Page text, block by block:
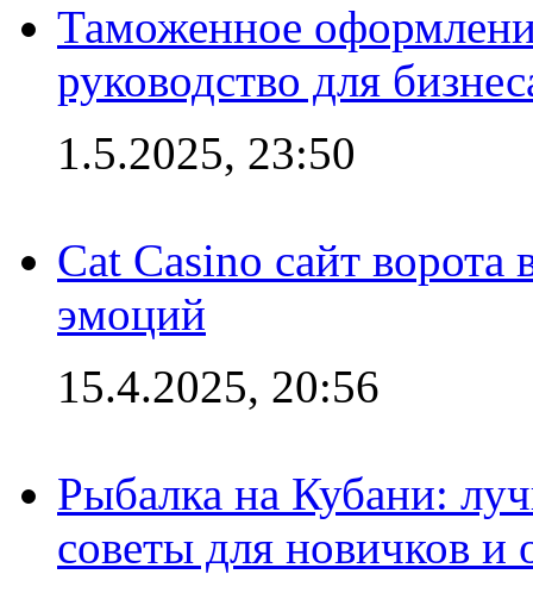
Таможенное
руководство для
1.5.2025, 23:50
Cat Casino сайт
эмоций
15.4.2025, 20:56
Рыбалка на Кубани:
советы для новичков